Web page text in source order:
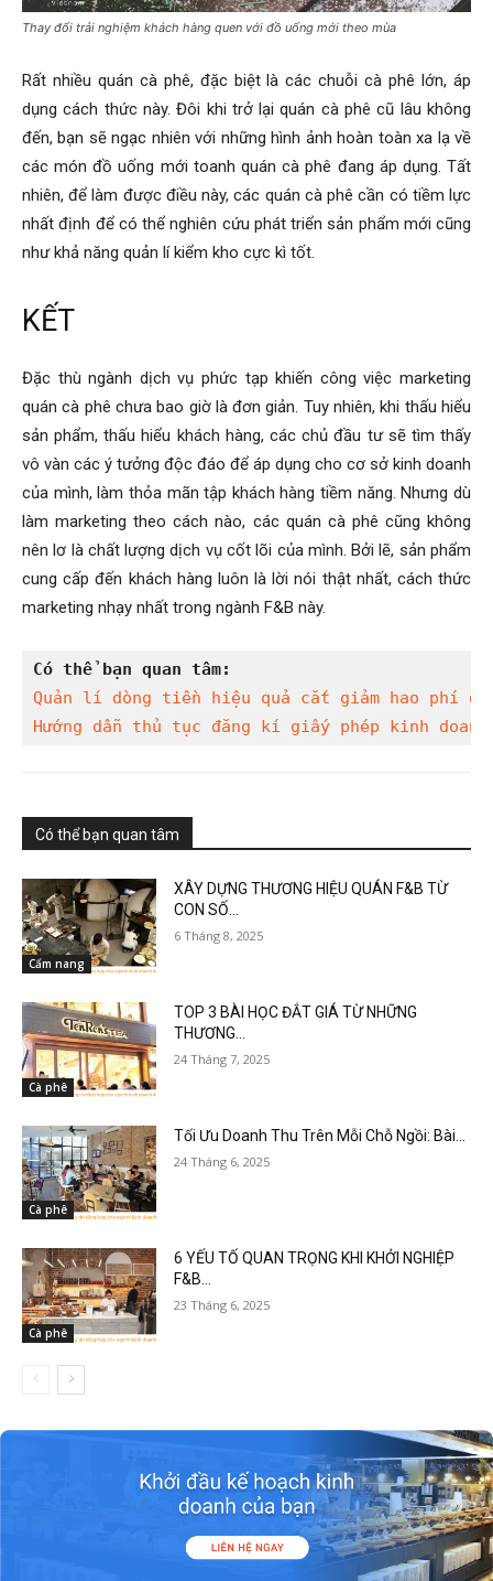
Thay đổi trải nghiệm khách hàng quen với đồ uống mới theo mùa
Rất nhiều quán cà phê, đặc biệt là các chuỗi cà phê lớn, áp
dụng cách thức này. Đôi khi trở lại quán cà phê cũ lâu không
đến, bạn sẽ ngạc nhiên với những hình ảnh hoàn toàn xa lạ về
các món đồ uống mới toanh quán cà phê đang áp dụng. Tất
nhiên, để làm được điều này, các quán cà phê cần có tiềm lực
nhất định để có thể nghiên cứu phát triển sản phẩm mới cũng
như khả năng quản lí kiểm kho cực kì tốt.
KẾT
Đặc thù ngành dịch vụ phức tạp khiến công việc marketing
quán cà phê chưa bao giờ là đơn giản. Tuy nhiên, khi thấu hiểu
sản phẩm, thấu hiểu khách hàng, các chủ đầu tư sẽ tìm thấy
vô vàn các ý tưởng độc đáo để áp dụng cho cơ sở kinh doanh
của mình, làm thỏa mãn tập khách hàng tiềm năng. Nhưng dù
làm marketing theo cách nào, các quán cà phê cũng không
nên lơ là chất lượng dịch vụ cốt lõi của mình. Bởi lẽ, sản phẩm
cung cấp đến khách hàng luôn là lời nói thật nhất, cách thức
marketing nhạy nhất trong ngành F&B này.
Có thể bạn quan tâm:
Quản lí dòng tiền hiệu quả cắt giảm hao phí
Hướng dẫn thủ tục đăng kí giấy phép kinh doanh
Có thể bạn quan tâm
Cẩm nang
XÂY DỰNG THƯƠNG HIỆU QUÁN F&B TỪ
CON SỐ...
6 Tháng 8, 2025
Cà phê
TOP 3 BÀI HỌC ĐẮT GIÁ TỪ NHỮNG
THƯƠNG...
24 Tháng 7, 2025
Cà phê
Tối Ưu Doanh Thu Trên Mỗi Chỗ Ngồi: Bài...
24 Tháng 6, 2025
Cà phê
6 YẾU TỐ QUAN TRỌNG KHI KHỞI NGHIỆP
F&B...
23 Tháng 6, 2025